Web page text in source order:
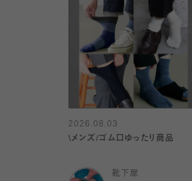
2026.08.03
\メンズ/ゴム口ゆったり商品
靴下屋